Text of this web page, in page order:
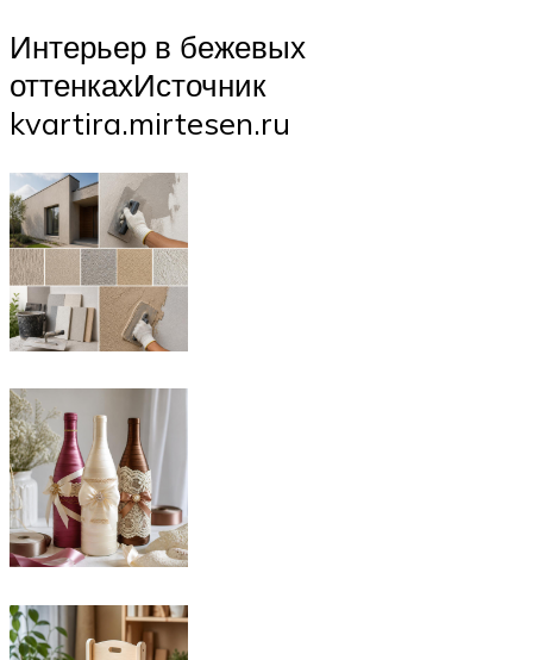
Интерьер в бежевых
оттенкахИсточник
kvartira.mirtesen.ru